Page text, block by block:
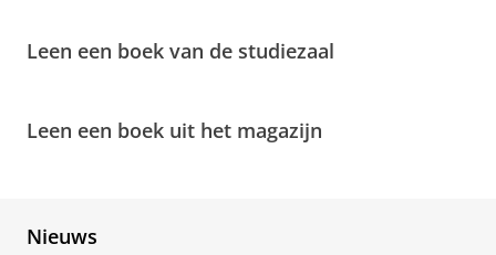
Leen een boek van de studiezaal
Zo werkt het!
Leen een boek uit het magazijn
Zo werkt het!Pas uw cookie instellingen aan
Nieuws